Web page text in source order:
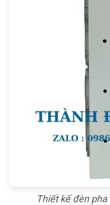
Thiết kế đèn